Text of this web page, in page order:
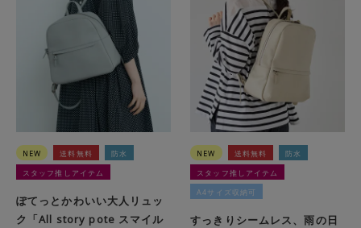
NEW 送料無料
防水
スタッフ推しアイテム
ぽてっとかわいい大人リュッ
ク「All story pote スマイル
NEW 送料無料
防水
スタッフ推しアイテム
A4サイズ収納可
すっきりシームレス、雨の日